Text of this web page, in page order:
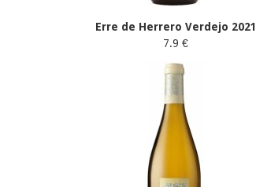
Erre de Herrero Verdejo 2021
7.9 €